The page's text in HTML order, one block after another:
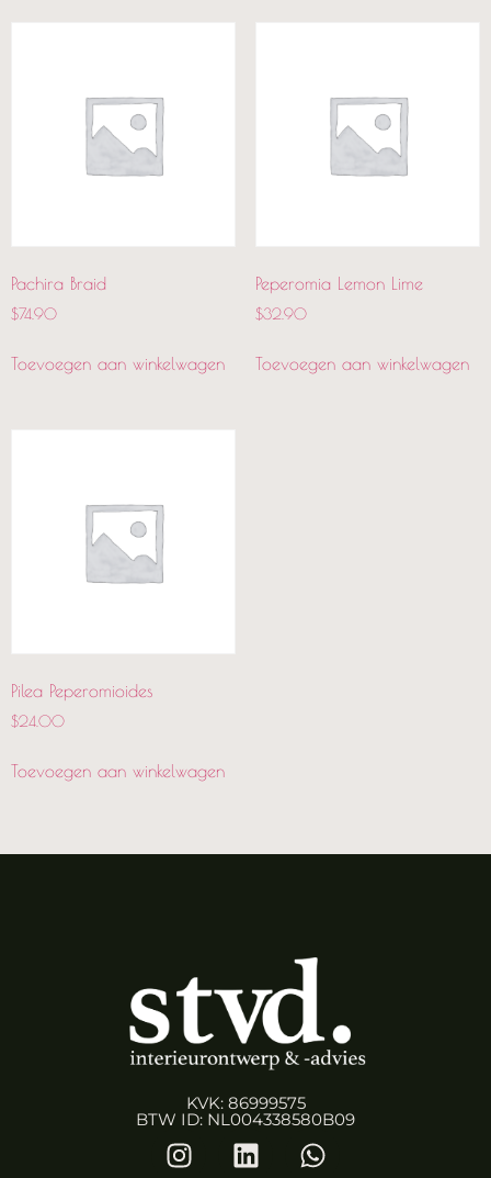
Pachira Braid
$74.90
Toevoegen aan winkelwagen
Peperomia Lemon Lime
$32.90
Toevoegen aan winkelwagen
Pilea Peperomioides
$24.00
Toevoegen aan winkelwagen
KVK: 86999575
BTW ID: NL004338580B09